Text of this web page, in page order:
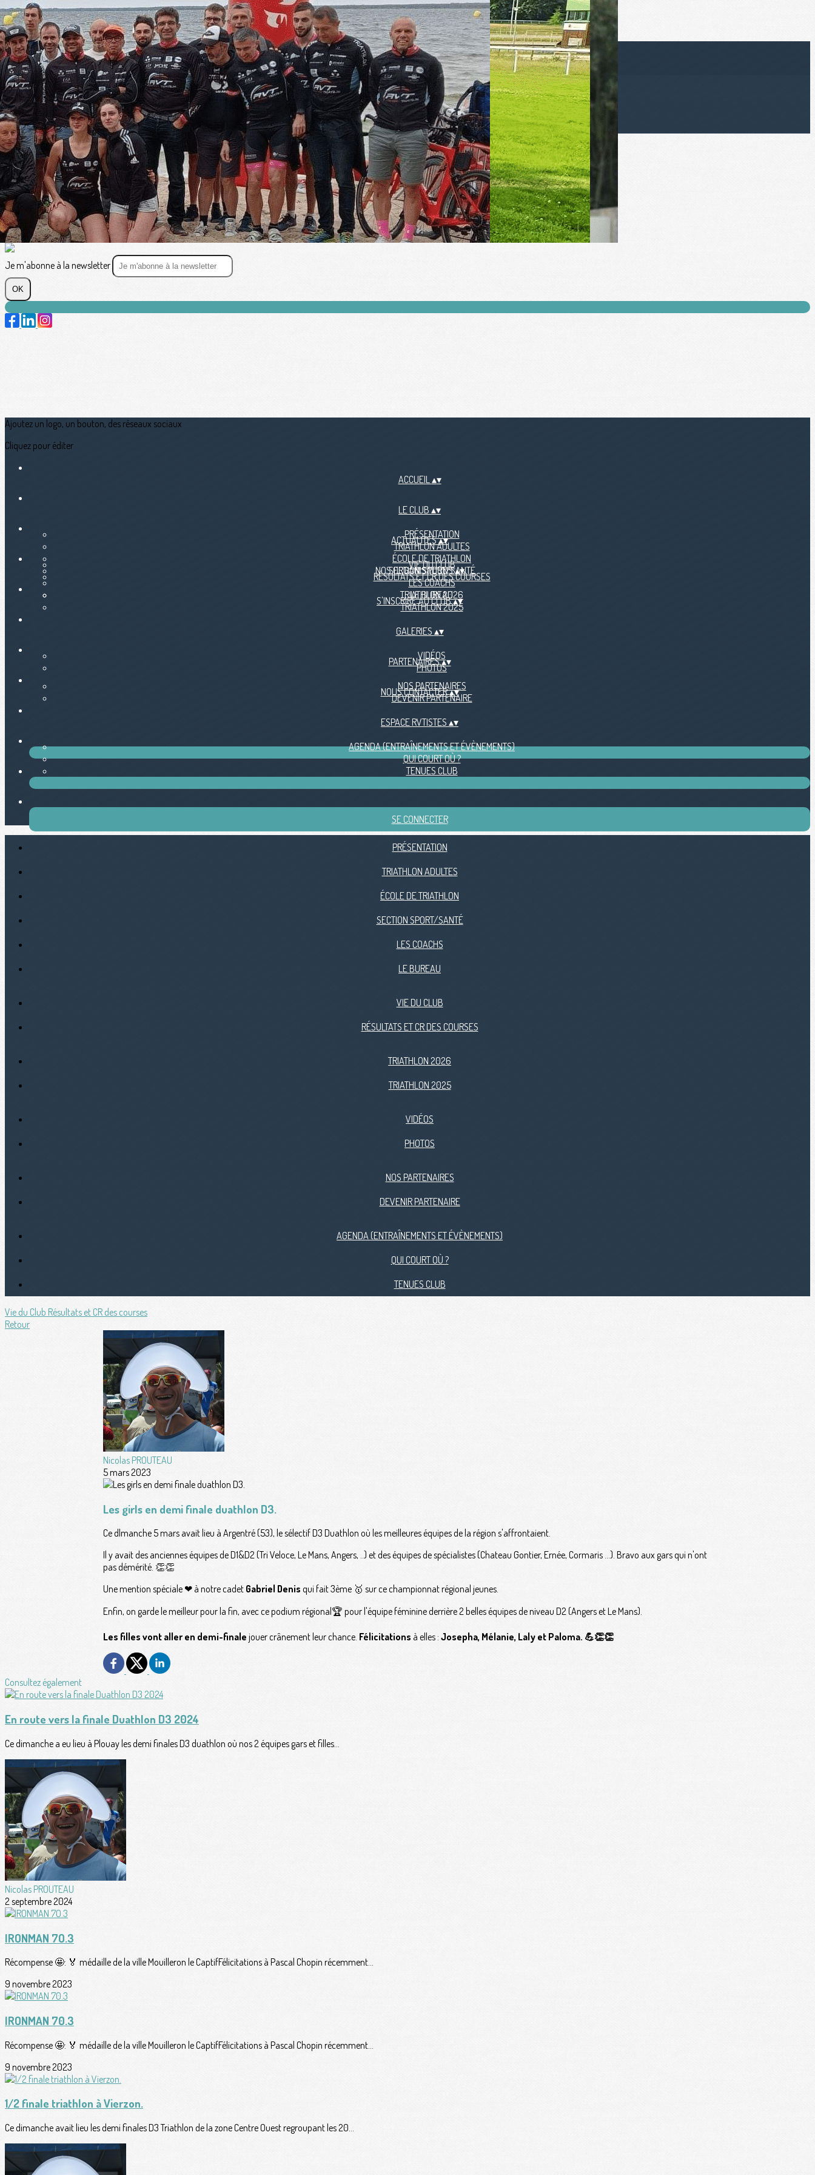
Exporter les lignes sélectionnées
Exporter toutes les colonnes
Exporter uniquement les colonnes affichées
Menu
<
>
Vie du Club
Résultats et CR des courses
?>
Images de la page d'accueil
Cliquez pour éditer
Texte, bouton et/ou inscription à la newsletter
Cliquez pour éditer
Je m'abonne à la newsletter
OK
Ajoutez un logo, un bouton, des réseaux sociaux
Cliquez pour éditer
ACCUEIL▴▾
LE CLUB ▴▾
PRÉSENTATION
TRIATHLON ADULTES
ÉCOLE DE TRIATHLON
SECTION SPORT/SANTÉ
LES COACHS
LE BUREAU
ACTUALITÉS▴▾
VIE DU CLUB
RÉSULTATS ET CR DES COURSES
NOS ORGANISATIONS▴▾
TRIATHLON 2026
TRIATHLON 2025
S'INSCRIRE AU CLUB▴▾
GALERIES ▴▾
VIDÉOS
PHOTOS
PARTENAIRES▴▾
NOS PARTENAIRES
DEVENIR PARTENAIRE
NOUS CONTACTER▴▾
ESPACE RVTISTES ▴▾
AGENDA (ENTRAÎNEMENTS ET ÉVÈNEMENTS)
QUI COURT OÙ ?
TENUES CLUB
SE CONNECTER
PRÉSENTATION
TRIATHLON ADULTES
ÉCOLE DE TRIATHLON
SECTION SPORT/SANTÉ
LES COACHS
LE BUREAU
VIE DU CLUB
RÉSULTATS ET CR DES COURSES
TRIATHLON 2026
TRIATHLON 2025
VIDÉOS
PHOTOS
NOS PARTENAIRES
DEVENIR PARTENAIRE
AGENDA (ENTRAÎNEMENTS ET ÉVÈNEMENTS)
QUI COURT OÙ ?
TENUES CLUB
Vie du Club Résultats et CR des courses
Retour
Nicolas PROUTEAU
5 mars 2023
Les girls en demi finale duathlon D3.
Ce dlmanche 5 mars avait lieu à Argentré (53), le sélectif D3 Duathlon où les meilleures équipes de la région s'affrontaient.
Il y avait des anciennes équipes de D1&D2 (Tri Veloce, Le Mans, Angers, ..) et des équipes de spécialistes (Chateau Gontier, Ernée, Cormaris ...). Bravo aux gars qui n'ont
pas démérité. 👏👏
Une mention spéciale ❤ à notre cadet Gabriel Denis qui fait 3ème 🥇 sur ce championnat régional jeunes.
Enfin, on garde le meilleur pour la fin, avec ce podium régional🏆 pour l'équipe féminine derrière 2 belles équipes de niveau D2 (Angers et Le Mans).
Les filles vont aller en demi-finale jouer crânement leur chance. Félicitations à elles : Josepha, Mélanie, Laly et Paloma. 💪👏👏
Consultez également
En route vers la finale Duathlon D3 2024
Ce dimanche a eu lieu à Plouay les demi finales D3 duathlon où nos 2 équipes gars et filles...
Nicolas PROUTEAU
2 septembre 2024
IRONMAN 7O.3
Récompense 🤩: 🏅 médaille de la ville Mouilleron le CaptifFélicitations à Pascal Chopin récemment...
9 novembre 2023
IRONMAN 70.3
Récompense 🤩: 🏅 médaille de la ville Mouilleron le CaptifFélicitations à Pascal Chopin récemment...
9 novembre 2023
1/2 finale triathlon à Vierzon.
Ce dimanche avait lieu les demi finales D3 Triathlon de la zone Centre Ouest regroupant les 20...